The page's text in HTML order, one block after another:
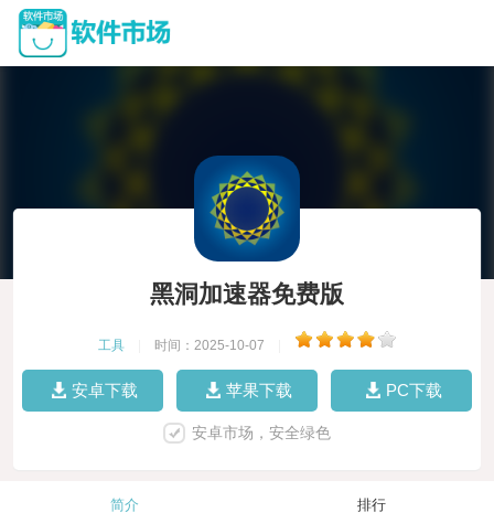
黑洞加速器免费版
工具 时间：2025-10-07
安卓下载 苹果下载 PC下载
安卓市场，安全绿色
简介 排行